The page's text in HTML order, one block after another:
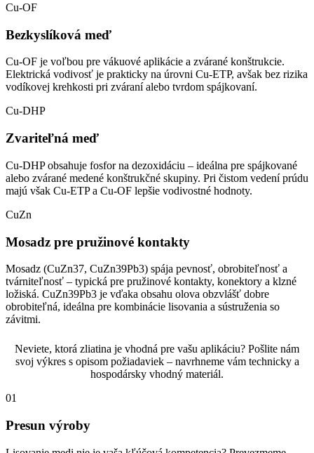
Cu-OF
Bezkyslíková meď
Cu-OF je voľbou pre vákuové aplikácie a zvárané konštrukcie.
Elektrická vodivosť je prakticky na úrovni Cu-ETP, avšak bez rizika
vodíkovej krehkosti pri zváraní alebo tvrdom spájkovaní.
Cu-DHP
Zvariteľná meď
Cu-DHP obsahuje fosfor na dezoxidáciu – ideálna pre spájkované
alebo zvárané medené konštrukčné skupiny. Pri čistom vedení prúdu
majú však Cu-ETP a Cu-OF lepšie vodivostné hodnoty.
CuZn
Mosadz pre pružinové kontakty
Mosadz (CuZn37, CuZn39Pb3) spája pevnosť, obrobiteľnosť a
tvárniteľnosť – typická pre pružinové kontakty, konektory a klzné
ložiská. CuZn39Pb3 je vďaka obsahu olova obzvlášť dobre
obrobiteľná, ideálna pre kombinácie lisovania a sústruženia so
závitmi.
Neviete, ktorá zliatina je vhodná pre vašu aplikáciu? Pošlite nám
svoj výkres s opisom požiadaviek – navrhneme vám technicky a
hospodársky vhodný materiál.
01
Presun výroby